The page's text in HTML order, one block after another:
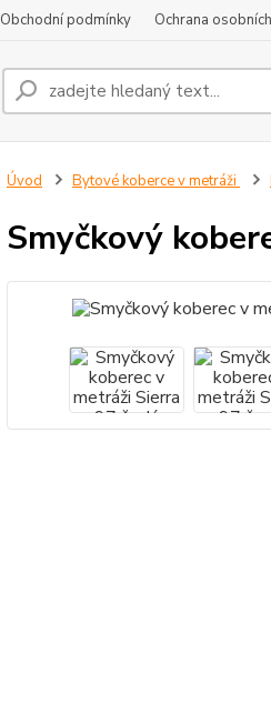
Obchodní podmínky Ochrana
Úvod Bytové koberce v metráži
Smyčkový